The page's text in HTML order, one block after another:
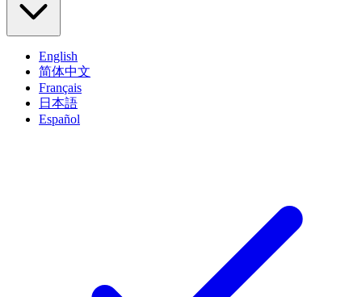
English
简体中文
Français
日本語
Español